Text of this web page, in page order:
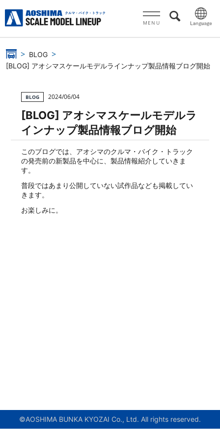
MENU
BLOG
[BLOG] アオシマスケールモデルラインナップ製品情報ブログ開始
BLOG 2024/06/04
[BLOG] アオシマスケールモデルラ
インナップ製品情報ブログ開始
このブログでは、アオシマのクルマ・バイク・トラック
の発売前の新製品を中心に、製品情報紹介していきま
す。
普段ではあまり公開していない試作品なども掲載してい
きます。
お楽しみに。
©AOSHIMA BUNKA KYOZAI Co., Ltd. All rights reserved.